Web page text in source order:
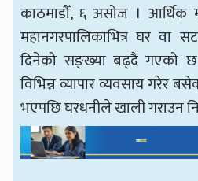
काठमाडौँ, ६ असोज । आर्थिक
महानगरपालिकाभित्र घर वा
दिनेको सङ्ख्या बढ्दै गएको छ
विभिन्न व्यापार व्यवसाय गरेर
भएपछि घरधनीले खाली गराउन